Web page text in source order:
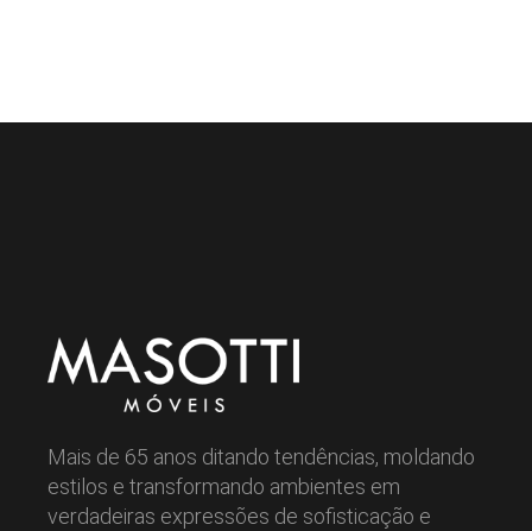
Mais de 65 anos ditando tendências, moldando
estilos e transformando ambientes em
verdadeiras expressões de sofisticação e